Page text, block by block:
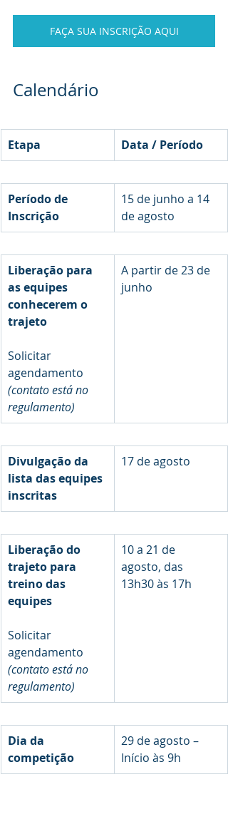
FAÇA SUA INSCRIÇÃO AQUI
Calendário
Etapa Data / Período
Período de
Inscrição
15 de junho a 14
de agosto
Liberação para
as equipes
conhecerem o
trajeto
Solicitar
agendamento
(contato está no
regulamento)
A partir de 23 de
junho
Divulgação da
lista das equipes
inscritas
17 de agosto
Liberação do
trajeto para
treino das
equipes
Solicitar
agendamento
(contato está no
regulamento)
10 a 21 de
agosto, das
13h30 às 17h
Dia da
competição
29 de agosto –
Início às 9h